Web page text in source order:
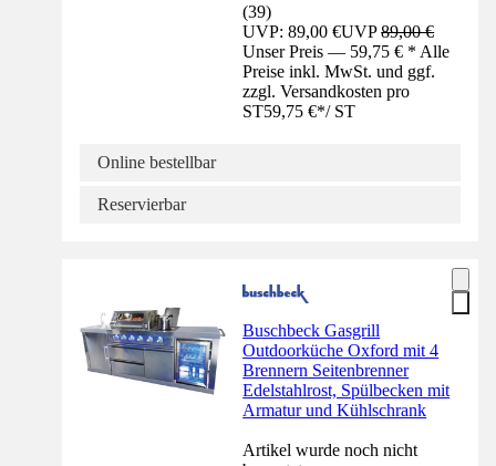
(39)
UVP: 89,00 €UVP89,00 €
Unser Preis — 59,75 € * Alle
Preise inkl. MwSt. und ggf.
zzgl. Versandkosten pro
ST59,75 €*/ ST
Online bestellbar
Reservierbar
Buschbeck Gasgrill
Outdoorküche Oxford mit 4
Brennern Seitenbrenner
Edelstahlrost, Spülbecken mit
Armatur und Kühlschrank
Artikel wurde noch nicht